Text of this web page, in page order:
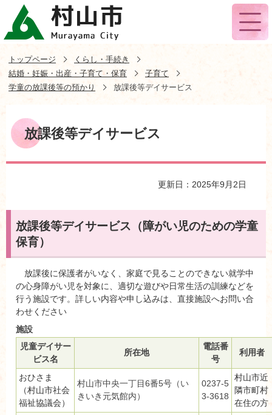
トップページ
くらし・手続き
結婚・妊娠・出産・子育て・保育
子育て
学童の放課後等の預かり
放課後等デイサービス
放課後等デイサービス
更新日：2025年9月2日
放課後等デイサービス（障がい児のための学童
保育）
放課後に保護者がいなく、家庭で見ることのできない就学中
の心身障がい児を対象に、適切な遊びや日常生活の訓練などを
行う施設です。詳しい内容や申し込みは、直接施設へお問い合
わせください
施設
児童デイサー
ビス名
所在地
電話番
号
利用者
おひさま
（村山市社会
福祉協議会）
村山市中央一丁目6番5号（い
きいき元気館内）
0237-5
3-3618
村山市近
隣市町村
在住の方